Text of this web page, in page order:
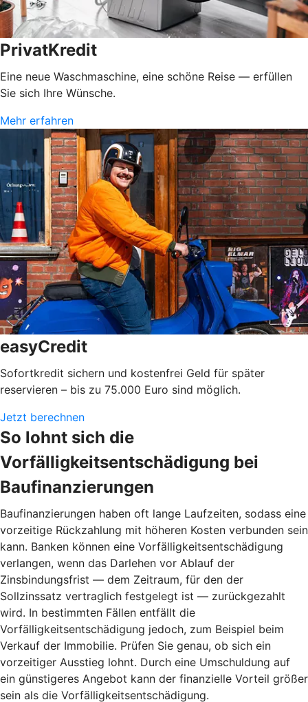
PrivatKredit
Eine neue Waschmaschine, eine schöne Reise — erfüllen
Sie sich Ihre Wünsche.
Mehr erfahren
easyCredit
Sofortkredit sichern und kostenfrei Geld für später
reservieren – bis zu 75.000 Euro sind möglich.
Jetzt berechnen
So lohnt sich die
Vorfälligkeitsentschädigung bei
Baufinanzierungen
Baufinanzierungen haben oft lange Laufzeiten, sodass eine
vorzeitige Rückzahlung mit höheren Kosten verbunden sein
kann. Banken können eine Vorfälligkeitsentschädigung
verlangen, wenn das Darlehen vor Ablauf der
Zinsbindungsfrist — dem Zeitraum, für den der
Sollzinssatz vertraglich festgelegt ist — zurückgezahlt
wird. In bestimmten Fällen entfällt die
Vorfälligkeitsentschädigung jedoch, zum Beispiel beim
Verkauf der Immobilie. Prüfen Sie genau, ob sich ein
vorzeitiger Ausstieg lohnt. Durch eine Umschuldung auf
ein günstigeres Angebot kann der finanzielle Vorteil größer
sein als die Vorfälligkeitsentschädigung.